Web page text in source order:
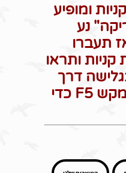
ומופיע
נע
תעברו
ותראו
דרך
מחשב לחצו על מקש F5 כדי